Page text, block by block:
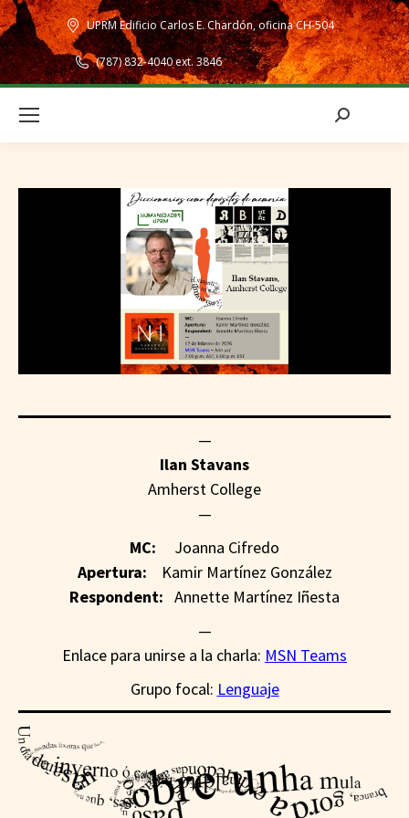
UPRM Edificio Carlos E. Chardón, oficina CH-504
(787) 832-4040 ext. 3846
Search:
—
Ilan Stavans
Amherst College
—
MC:
Joanna Cifredo
Apertura: Kamir Martínez González
Respondent: Annette Martínez Iñesta
—
Enlace para unirse a la charla: MSN Teams
Grupo focal: Lenguaje